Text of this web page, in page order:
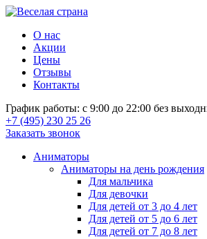
О нас
Акции
Цены
Отзывы
Контакты
График работы: с 9:00 до 22:00 без
+7 (495) 230 25 26
Заказать звонок
Аниматоры
Аниматоры на день рождения
Для мальчика
Для девочки
Для детей от 3 до 4 лет
Для детей от 5 до 6 лет
Для детей от 7 до 8 лет